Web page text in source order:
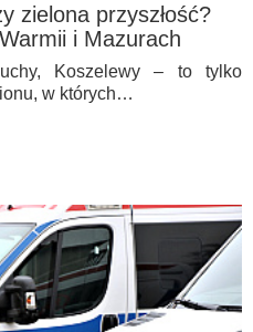
zielona przyszłość?
i Mazurach
Koszelewy – to tylko
w których…